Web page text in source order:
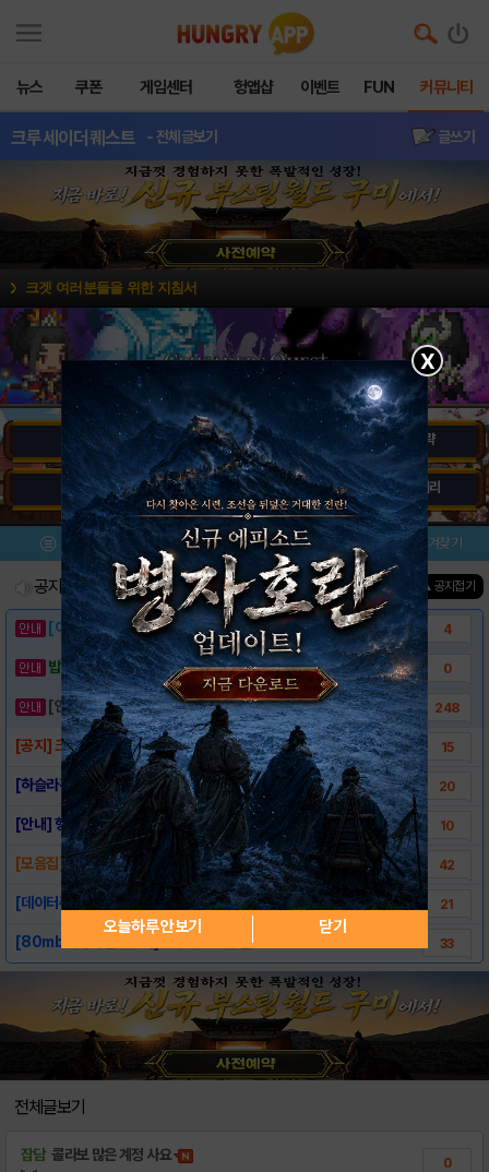
뉴스 쿠폰 게임센터 헝앱샵 이벤트 FUN 커뮤니티
크루세이더퀘스트 - 전체글보기 글쓰기
크겟 여러분들을 위한 지침서
공지 소식&정보 베스트 공략
공략&팁 지식인 동영상 갤러리
메뉴 이벤트/미션 설치/평가 즐겨찾기
공지사항 진행중인 이벤트0건 ▲ 공지접기
[이벤트] 웃음으로 매일매일 해피! 유머 게시.. 4
밥알이의 헝앱통신 ⑲ “밥알이, 드디어 멀티를.. 0
[안내] 헝그리앱 필수 상식! 밥알 획득 안내.. 248
[공지] 크겟 유저분들을 위한 지침서 15
[하슬라견문록] 1. 여신과 사도 I 20
[안내] 헝앱 미션 참여하는 방법! 10
[모음집] ♣초보유저에게 추천드리는 공략♣ 42
[데이터주의] 크퀘 일러스트 도감 캡쳐 모음 21
[80mb데이터 절대주의] 공장창고 대방출 33
전체글보기
잡담 콜라보 많은 계정 사요 0
X
오늘하루 안보기 닫기